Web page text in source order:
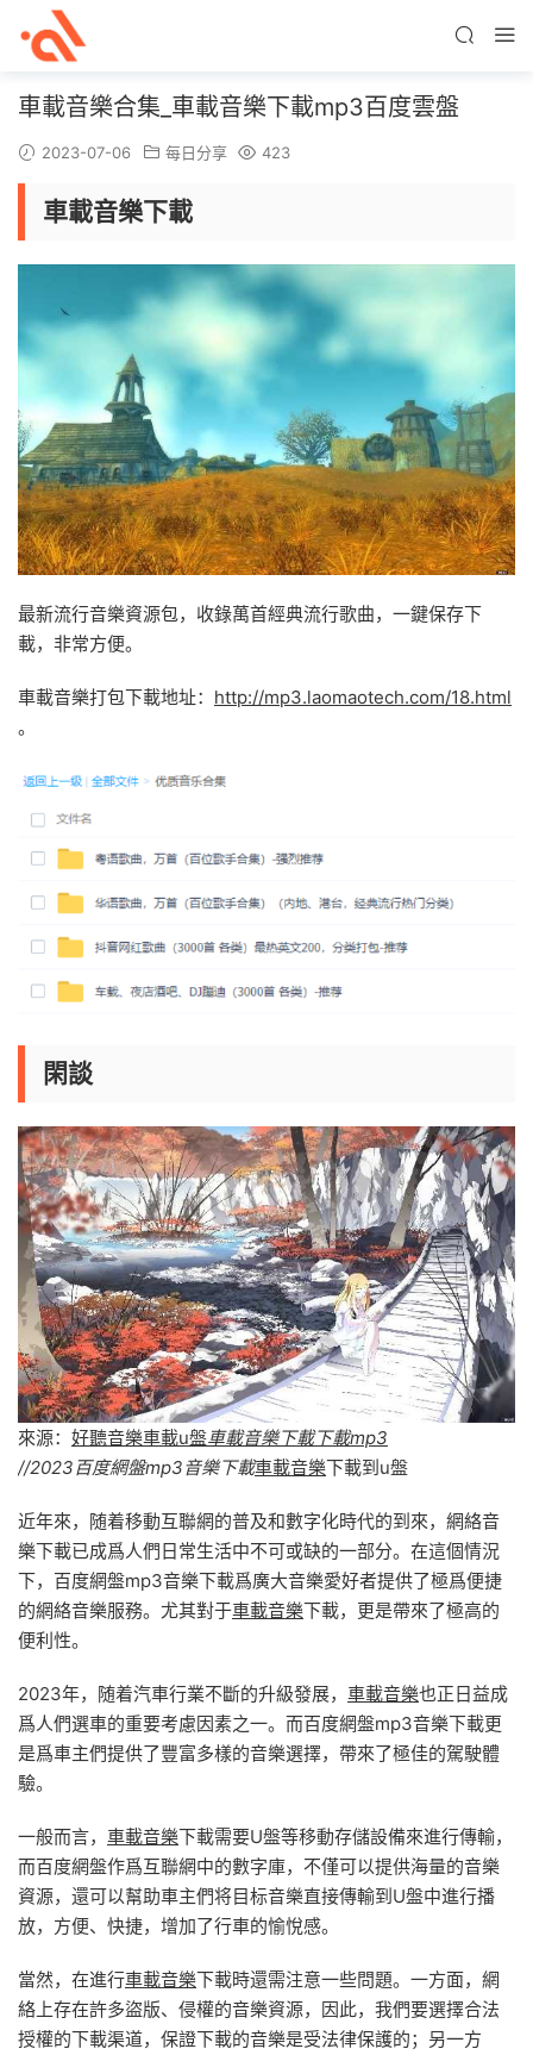
車載音樂合集_車載音樂下載mp3百度雲盤
2023-07-06 每日分享 423
車載音樂下載
最新流行音樂資源包，收錄萬首經典流行歌曲，一鍵保存下
載，非常方便。
車載音樂打包下載地址： http://mp3.laomaotech.com/18.html
。
閑談
來源： 好聽音樂車載u盤車載音樂下載下載mp3
//2023百度網盤mp3音樂下載車載音樂下載到u盤
近年來，随着移動互聯網的普及和數字化時代的到來，網絡音
樂下載已成爲人們日常生活中不可或缺的一部分。在這個情況
下，百度網盤mp3音樂下載爲廣大音樂愛好者提供了極爲便捷
的網絡音樂服務。尤其對于車載音樂下載，更是帶來了極高的
便利性。
2023年，随着汽車行業不斷的升級發展， 車載音樂也正日益成
爲人們選車的重要考慮因素之一。而百度網盤mp3音樂下載更
是爲車主們提供了豐富多樣的音樂選擇，帶來了極佳的駕駛體
驗。
一般而言， 車載音樂下載需要U盤等移動存儲設備來進行傳輸，
而百度網盤作爲互聯網中的數字庫，不僅可以提供海量的音樂
資源，還可以幫助車主們将目标音樂直接傳輸到U盤中進行播
放，方便、快捷，增加了行車的愉悅感。
當然，在進行車載音樂下載時還需注意一些問題。一方面，網
絡上存在許多盜版、侵權的音樂資源，因此，我們要選擇合法
授權的下載渠道，保證下載的音樂是受法律保護的；另一方